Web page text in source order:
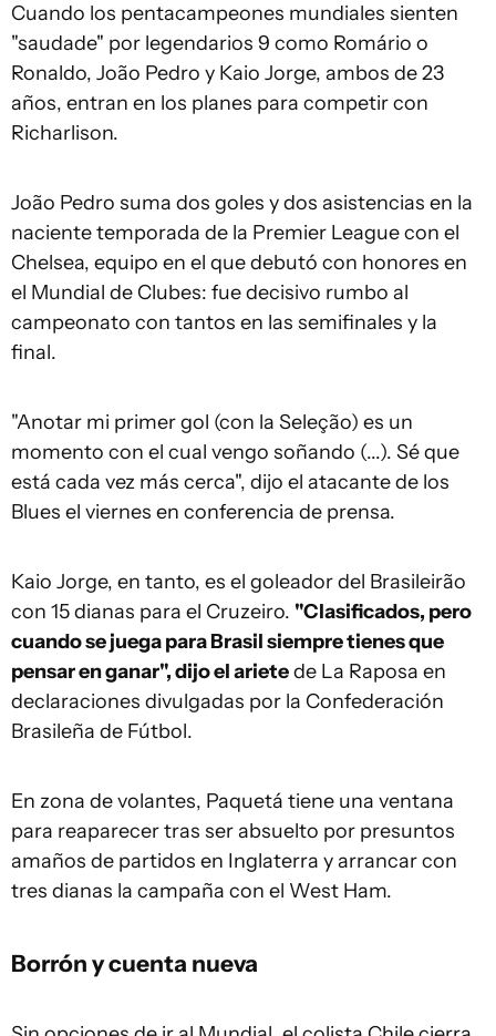
Cuando los pentacampeones mundiales sienten
"saudade" por legendarios 9 como Romário o
Ronaldo, João Pedro y Kaio Jorge, ambos de 23
años, entran en los planes para competir con
Richarlison.
João Pedro suma dos goles y dos asistencias en la
naciente temporada de la Premier League con el
Chelsea, equipo en el que debutó con honores en
el Mundial de Clubes: fue decisivo rumbo al
campeonato con tantos en las semifinales y la
final.
"Anotar mi primer gol (con la Seleção) es un
momento con el cual vengo soñando (...). Sé que
está cada vez más cerca", dijo el atacante de los
Blues el viernes en conferencia de prensa.
Kaio Jorge, en tanto, es el goleador del Brasileirão
con 15 dianas para el Cruzeiro. "Clasificados, pero
cuando se juega para Brasil siempre tienes que
pensar en ganar", dijo el arietede La Raposa en
declaraciones divulgadas por la Confederación
Brasileña de Fútbol.
En zona de volantes, Paquetá tiene una ventana
para reaparecer tras ser absuelto por presuntos
amaños de partidos en Inglaterra y arrancar con
tres dianas la campaña con el West Ham.
Borrón y cuenta nueva